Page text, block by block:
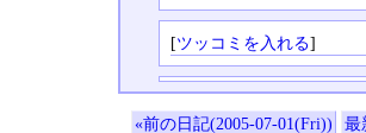
[ツッコミを入れる]
«前の日記(2005-07-01(Fri)) 最